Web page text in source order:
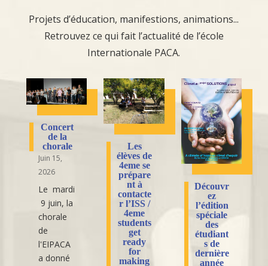
Projets d’éducation, manifestions, animations...
Retrouvez ce qui fait l’actualité de l’école
Internationale PACA.
Concert
de la
chorale
Juin 15,
2026
Le mardi
9 juin, la
chorale
de
l'EIPACA
a donné
Les
élèves de
4eme se
prépare
nt à
contacte
r l’ISS /
4eme
students
get
ready
for
making
Découvr
ez
l’édition
spéciale
des
étudiant
s de
dernière
année